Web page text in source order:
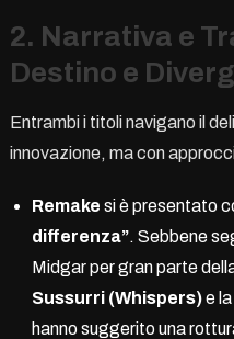
2. Narrativa e
Destino e
Entrambi i titoli navigano il
innovazione, ma con
Remake si è presentato
differenza”. Sebbene
Midgar per gran parte
Sussurri (Whispers)e la
hanno suggerito una